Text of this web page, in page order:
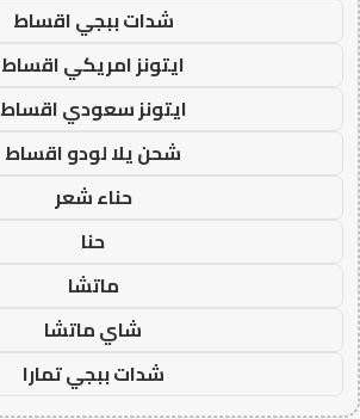
شدات ببجي اقساط
ايتونز امريكي اقساط
ايتونز سعودي اقساط
شحن يلا لودو اقساط
حناء شعر
حنا
ماتشا
شاي ماتشا
شدات ببجي تمارا